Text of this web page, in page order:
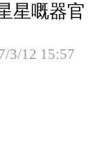
星嘅器官
3/12 15:57